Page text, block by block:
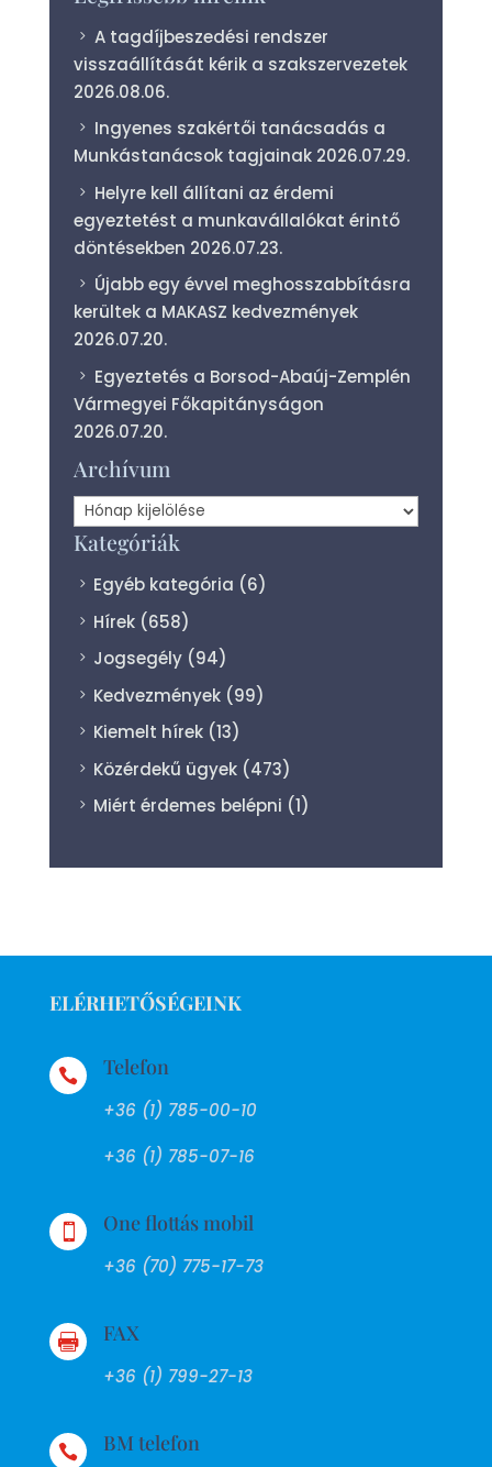
A tagdíjbeszedési rendszer
visszaállítását kérik a szakszervezetek
2026.08.06.
Ingyenes szakértői tanácsadás a
Munkástanácsok tagjainak 2026.07.29.
Helyre kell állítani az érdemi
egyeztetést a munkavállalókat érintő
döntésekben 2026.07.23.
Újabb egy évvel meghosszabbításra
kerültek a MAKASZ kedvezmények
2026.07.20.
Egyeztetés a Borsod-Abaúj-Zemplén
Vármegyei Főkapitányságon
2026.07.20.
Archívum
Archívum
Kategóriák
Egyéb kategória (6)
Hírek (658)
Jogsegély (94)
Kedvezmények (99)
Kiemelt hírek (13)
Közérdekű ügyek (473)
Miért érdemes belépni (1)
ELÉRHETŐSÉGEINK
 Telefon
+36 (1) 785-00-10
+36 (1) 785-07-16
 One flottás mobil
+36 (70) 775-17-73
 FAX
+36 (1) 799-27-13
 BM telefon